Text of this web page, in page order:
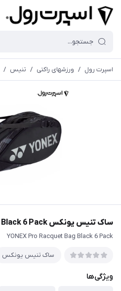
اسپرت رول / ورزشهای راکتی / تنیس /
ساک تنیس یونکس YONEX Pro Racquet Bag Black 6 Pack
YONEX Pro Racquet Bag Black 6 Pack
ساک تنیس یونکس
ویژگی‌ها